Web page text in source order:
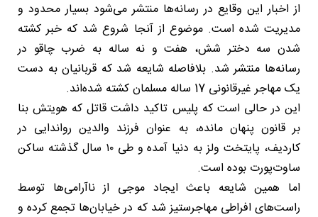
از اخبار این وقایع در رسانه‌ها منتشر می‌شود بسیار محدود و
مدیریت شده است. موضوع از آنجا شروع شد که خبر کشته
شدن سه دختر شش، هفت و نه ساله به ضرب چاقو در
رسانه‌ها منتشر شد. بلافاصله شایعه شد که قربانیان به دست
یک مهاجر غیرقانونی 17 ساله مسلمان کشته شده‌اند.
این در حالی است که پلیس تاکید داشت قاتل که هویتش بنا
بر قانون پنهان مانده، به عنوان فرزند والدین رواندایی در
کاردیف، پایتخت ولز به دنیا آمده و طی ۱۰ سال گذشته ساکن
ساوت‌پورت بوده است.
اما همین شایعه باعث ایجاد موجی از ناآرامی‌ها توسط
راست‌های افراطی مهاجرستیز شد که در خیابان‌ها تجمع کرده و